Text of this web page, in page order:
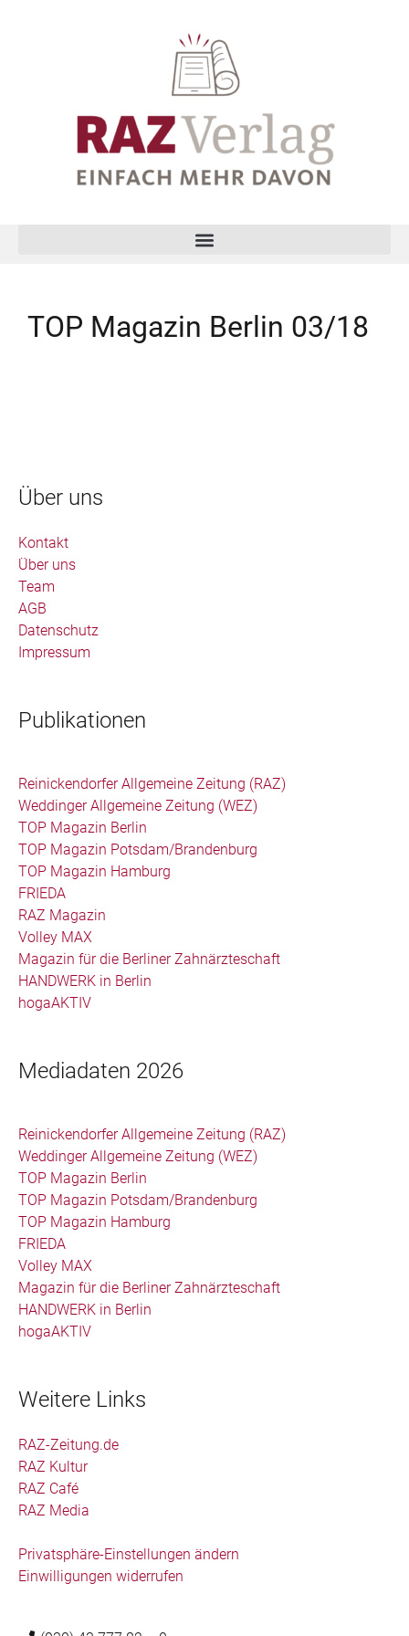
TOP Magazin Berlin 03/18
Über uns
Kontakt
Über uns
Team
AGB
Datenschutz
Impressum
Publikationen
Reinickendorfer Allgemeine Zeitung (RAZ)
Weddinger Allgemeine Zeitung (WEZ)
TOP Magazin Berlin
TOP Magazin Potsdam/Brandenburg
TOP Magazin Hamburg
FRIEDA
RAZ Magazin
Volley MAX
Magazin für die Berliner Zahnärzteschaft
HANDWERK in Berlin
hogaAKTIV
Mediadaten 2026
Reinickendorfer Allgemeine Zeitung (RAZ)
Weddinger Allgemeine Zeitung (WEZ)
TOP Magazin Berlin
TOP Magazin Potsdam/Brandenburg
TOP Magazin Hamburg
FRIEDA
Volley MAX
Magazin für die Berliner Zahnärzteschaft
HANDWERK in Berlin
hogaAKTIV
Weitere Links
RAZ-Zeitung.de
RAZ Kultur
RAZ Café
RAZ Media
Privatsphäre-Einstellungen ändern
Einwilligungen widerrufen